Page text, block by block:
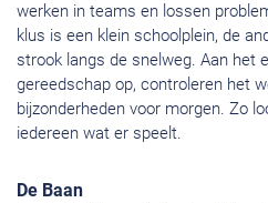
werken in teams en lossen
klus is een klein schoolplein, de
strook langs de snelweg. Aan het
gereedschap op, controleren het
bijzonderheden voor morgen. Zo
iedereen wat er speelt.
De Baan